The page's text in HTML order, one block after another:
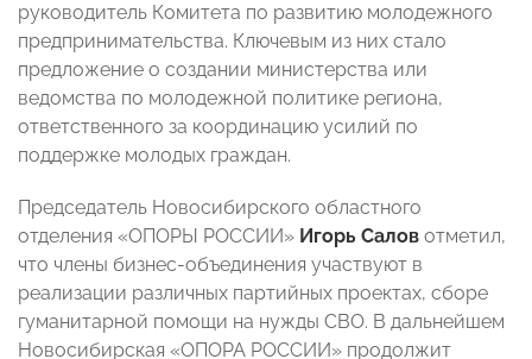
руководитель Комитета по развитию молодежного
предпринимательства. Ключевым из них стало
предложение о создании министерства или
ведомства по молодежной политике региона,
ответственного за координацию усилий по
поддержке молодых граждан.
Председатель Новосибирского областного
отделения «ОПОРЫ РОССИИ» Игорь Салов отметил,
что члены бизнес-объединения участвуют в
реализации различных партийных проектах, сборе
гуманитарной помощи на нужды СВО. В дальнейшем
Новосибирская «ОПОРА РОССИИ» продолжит